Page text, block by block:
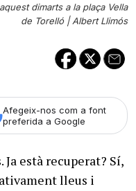
dimarts a la plaça Vella
de Torelló |Albert Llimós
Afegeix-nos com a font
preferida a Google
Ja està recuperat? Sí,
lleus i